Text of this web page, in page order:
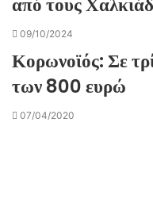
09/10/2024
Κορωνοϊός: Σε
των 800 ευρώ
07/04/2020